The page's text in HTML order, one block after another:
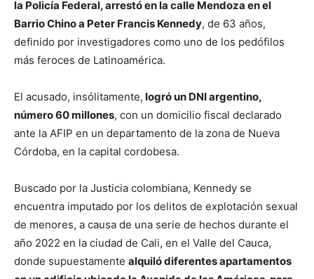
la Policía Federal, arrestó en la calle Mendoza en el
Barrio Chino a Peter Francis Kennedy, de 63 años,
definido por investigadores como uno de los pedófilos
más feroces de Latinoamérica.
El acusado, insólitamente, logró un DNI argentino,
número 60 millones, con un domicilio fiscal declarado
ante la AFIP en un departamento de la zona de Nueva
Córdoba, en la capital cordobesa.
Buscado por la Justicia colombiana, Kennedy se
encuentra imputado por los delitos de explotación sexual
de menores, a causa de una serie de hechos durante el
año 2022 en la ciudad de Cali, en el Valle del Cauca,
donde supuestamente alquiló diferentes apartamentos